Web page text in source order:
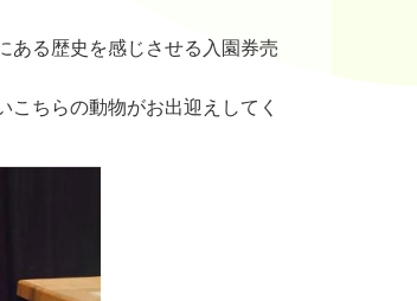
ある歴史を感じさせる入園券売
ちらの動物がお出迎えしてく